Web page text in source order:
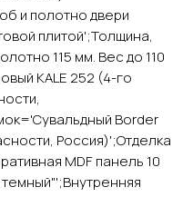
и полотно двери
плитой';Толщина,
115 мм. Вес до 110
KALE 252 (4-го
Border
Россия)';Отделка
MDF панель 10